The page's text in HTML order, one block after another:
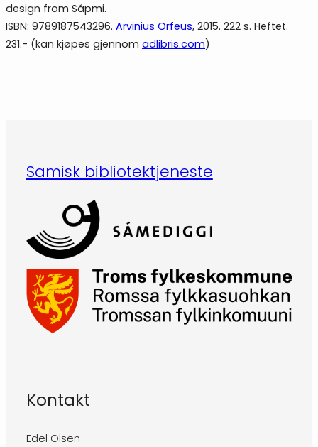
design from Sápmi.
ISBN: 9789187543296. Arvinius Orfeus, 2015. 222 s. Heftet.
231.- (kan kjøpes gjennom adlibris.com)
Samisk bibliotektjeneste
Kontakt
Edel Olsen